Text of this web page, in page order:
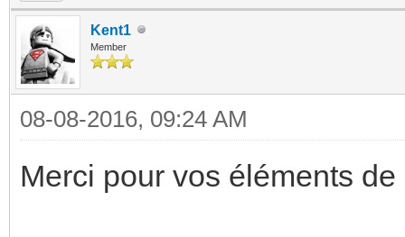
Kent1
Member
08-08-2016, 09:24 AM
Merci pour vos éléments